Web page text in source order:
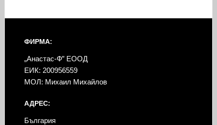
ФИРМА:
„Анастас-Ф” ЕООД
ЕИК: 200956559
МОЛ: Михаил Михайлов
АДРЕС:
България